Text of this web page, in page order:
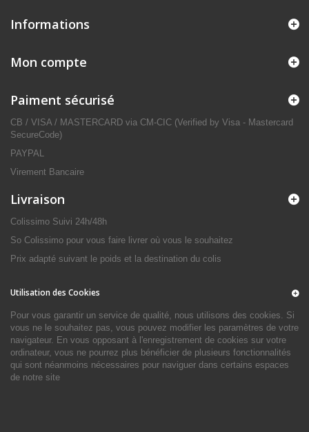
Informations
Mon compte
Paiment sécurisé
CB / VISA / MASTERCARD via CM-CIC (Verified by Visa - Mastercard
SecureCode)
PAYPAL
Virement Bancaire
Livraison
Colissimo Suivi 24h/48h
So Colissimo pour vous faire livrer où vous le souhaitez
Prix adapté suivant le poids et la destination du colis
Utilisation des Cookies
Pour vous garantir un service de qualité, nous utilisons des cookies. Si
vous ne le souhaitez pas, vous pouvez modifier les paramètres de votre
navigateur. En vous opposant à l'enregistrement de cookies sur votre
ordinateur, vous ne pourrez plus bénéficier de plusieurs fonctionnalités
qui sont néanmoins nécessaires pour naviguer dans certains espaces
de notre site